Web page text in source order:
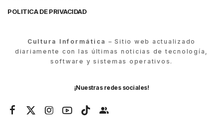
POLITICA DE PRIVACIDAD
Cultura Informática – Sitio web actualizado
diariamente con las últimas noticias de tecnología,
software y sistemas operativos.
¡Nuestras redes sociales!